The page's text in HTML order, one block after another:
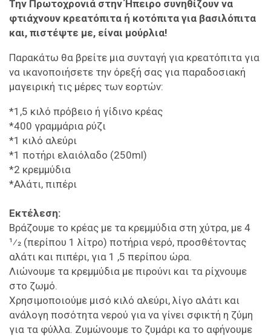
Την Πρωτοχρονιά στην Ήπειρο συνηθίζουν να
φτιάχνουν κρεατόπιτα ή κοτόπιτα για βασιλόπιτα
και, πιστέψτε με, είναι μούρλια!
Παρακάτω θα βρείτε μια συνταγή για κρεατόπιτα για
να ικανοποιήσετε την όρεξή σας για παραδοσιακή
μαγειρική τις μέρες των εορτών:
*1,5 κιλό πρόβειο ή γίδινο κρέας
*400 γραμμάρια ρύζι
*1 κιλό αλεύρι
*1 ποτήρι ελαιόλαδο (250ml)
*2 κρεμμύδια
*Αλάτι, πιπέρι
Εκτέλεση:
Βράζουμε το κρέας με τα κρεμμύδια στη χύτρα, με 4
1⁄2 (περίπου 1 λίτρο) ποτήρια νερό, προσθέτοντας
αλάτι και πιπέρι, για 1 ,5 περίπου ώρα.
Λιώνουμε τα κρεμμύδια με πιρούνι και τα ρίχνουμε
στο ζωμό.
Χρησιμοποιούμε μισό κιλό αλεύρι, λίγο αλάτι και
ανάλογη ποσότητα νερού για να γίνει σφικτή η ζύμη
για τα φύλλα. Ζυμώνουμε το ζυμάρι κα το αφήνουμε